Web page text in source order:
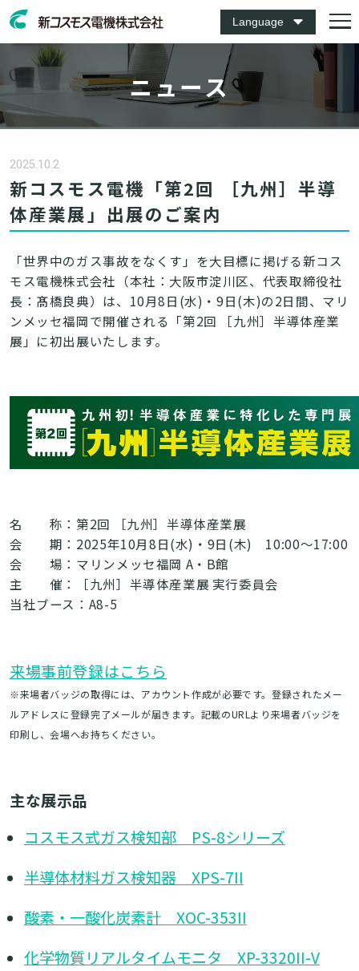
Language
ニュース
2025.10.2
新コスモス電機「第2回 ［九州］半導
体産業展」出展のご案内
「世界中のガス事故をなくす」を大目標に掲げる新コス
モス電機株式会社（本社：大阪市淀川区、代表取締役社
長：髙橋良典）は、10月8日(水)・9日(木)の2日間、マリ
ンメッセ福岡で開催される「第2回 ［九州］半導体産業
展」に初出展いたします。
名 称：第2回 ［九州］半導体産業展
会 期：2025年10月8日(水)・9日(木) 10:00～17:00
会 場：マリンメッセ福岡 A・B館
主 催：［九州］半導体産業展 実行委員会
当社ブース：A8-5
来場事前登録はこちら
※来場者バッジの取得には、アカウント作成が必要です。登録されたメー
ルアドレスに登録完了メールが届きます。記載のURLより来場者バッジを
印刷し、会場へお持ちください。
主な展示品
コスモス式ガス検知部 PS-8シリーズ
半導体材料ガス検知器 XPS-7II
酸素・一酸化炭素計 XOC-353II
化学物質リアルタイムモニタ XP-3320II-V